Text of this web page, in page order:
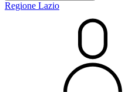
Regione Lazio